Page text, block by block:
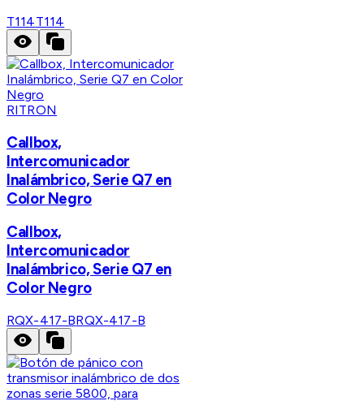
T114T114
RITRON
Callbox,
Intercomunicador
Inalámbrico, Serie Q7 en
Color Negro
Callbox,
Intercomunicador
Inalámbrico, Serie Q7 en
Color Negro
RQX-417-BRQX-417-B